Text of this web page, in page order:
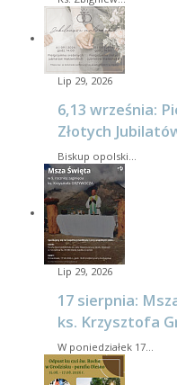
Lip 29, 2026
6,13 września:
Złotych
Biskup opolski…
Lip 29, 2026
17 sierpnia:
ks. Krzysztofa
W poniedziałek 17…